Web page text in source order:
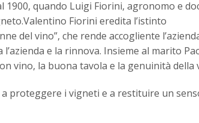
quando Luigi Fiorini, agronomo e
Fiorini eredita l’istinto
del vino”, che rende accogliente
e la rinnova. Insieme al marito
vino, la buona tavola e la genuinità della
proteggere i vigneti e a restituire un